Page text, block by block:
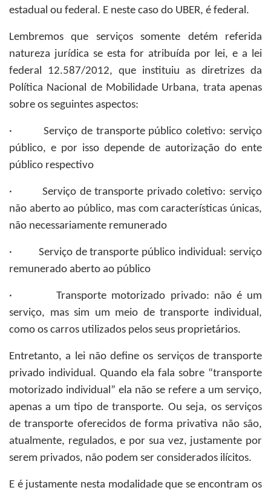
estadual ou federal. E neste caso do UBER, é federal.
Lembremos que serviços somente detém referida
natureza jurídica se esta for atribuída por lei, e a lei
federal 12.587/2012, que instituiu as diretrizes da
Política Nacional de Mobilidade Urbana, trata apenas
sobre os seguintes aspectos:
· Serviço de transporte público coletivo: serviço
público, e por isso depende de autorização do ente
público respectivo
· Serviço de transporte privado coletivo: serviço
não aberto ao público, mas com características únicas,
não necessariamente remunerado
· Serviço de transporte público individual: serviço
remunerado aberto ao público
· Transporte motorizado privado: não é um
serviço, mas sim um meio de transporte individual,
como os carros utilizados pelos seus proprietários.
Entretanto, a lei não define os serviços de transporte
privado individual. Quando ela fala sobre “transporte
motorizado individual” ela não se refere a um serviço,
apenas a um tipo de transporte. Ou seja, os serviços
de transporte oferecidos de forma privativa não são,
atualmente, regulados, e por sua vez, justamente por
serem privados, não podem ser considerados ilícitos.
E é justamente nesta modalidade que se encontram os